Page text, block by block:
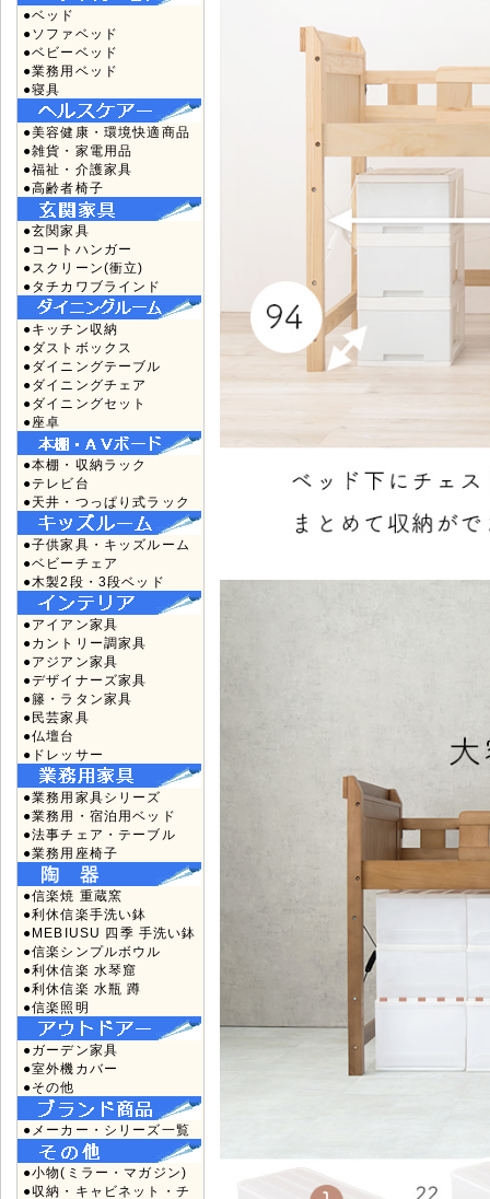
●ベッド
●ソファベッド
●ベビーベッド
●業務用ベッド
●寝具
●美容健康・環境快適商品
●雑貨・家電用品
●福祉・介護家具
●高齢者椅子
●玄関家具
●コートハンガー
●スクリーン(衝立)
●タチカワブラインド
●キッチン収納
●ダストボックス
●ダイニングテーブル
●ダイニングチェア
●ダイニングセット
●座卓
●本棚・収納ラック
●テレビ台
●天井・つっぱり式ラック
●子供家具・キッズルーム
●ベビーチェア
●木製2段・3段ベッド
●アイアン家具
●カントリー調家具
●アジアン家具
●デザイナーズ家具
●籐・ラタン家具
●民芸家具
●仏壇台
●ドレッサー
●業務用家具シリーズ
●業務用・宿泊用ベッド
●法事チェア・テーブル
●業務用座椅子
●信楽焼 重蔵窯
●利休信楽手洗い鉢
●MEBIUSU 四季 手洗い鉢
●信楽シンプルボウル
●利休信楽 水琴窟
●利休信楽 水瓶 蹲
●信楽照明
●ガーデン家具
●室外機カバー
●その他
●メーカー・シリーズ一覧
●小物(ミラー・マガジン)
●収納・キャビネット・チ